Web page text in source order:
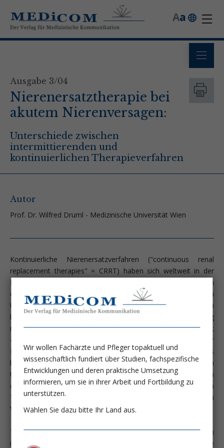
a
A
Ausgabe 3/04
Nierenersatztherapie bei
akutem Nierenversagen:
Unterschiede zwischen
intermittierenden und
kontinuierlichen Therapieverfahren
Autor
Prof. Dr. Wilfred Druml - Medizinische Universität Wien
Kontinuierliche Nierenersatzverfahren ("continuous renal
replacement therapies" = CRRT) haben sich weltweit in der
Behandlung von Intensivpatienten mit akutem Nierenversagen
durchgesetzt und dies trotz der Tatsache, dass ein
Überlebensvorteil der kontinuierlich gegenüber den
konventionell intermittierend behandelten Patienten bislang
nicht nachgewiesen werden konnte (Am J Kidney Dis 2002;
40:875-885; Intensive Care Med 2002; 28:29-37). Viele sind der
Meinung, dass dieser Nachweis kaum zu führen sein wird. Dies
bedeutet, dass offensichtlich der Kliniker im praktischem
Umgang mit diesen Verfahren so viele Vorteile sieht, die ihn
dazu veranlassen, die zweifelsohne aufwendigeren
Therapieverfahren in der täglichen Routine konventionellen
Verfahren vorzuziehen.
Tatsächlich bestehen zwischen CRRT und der konventionellen
intermittierenden Hämodialyse (IHD) wesentliche
Wir wollen Fachärzte und Pfleger topaktuell und
wissenschaftlich fundiert über Studien, fachspezifische
Entwicklungen und deren praktische Umsetzung
informieren, um sie in ihrer Arbeit und Fortbildung zu
unterstützen.
Wählen Sie dazu bitte Ihr Land aus.